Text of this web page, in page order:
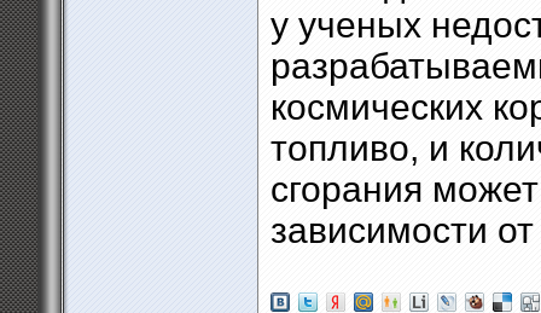
у ученых
космических
топливо, и
сгорания
зависимости